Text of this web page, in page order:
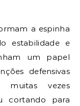
a espinha
estabilidade e
um papel
defensivas
vezes
cortando para